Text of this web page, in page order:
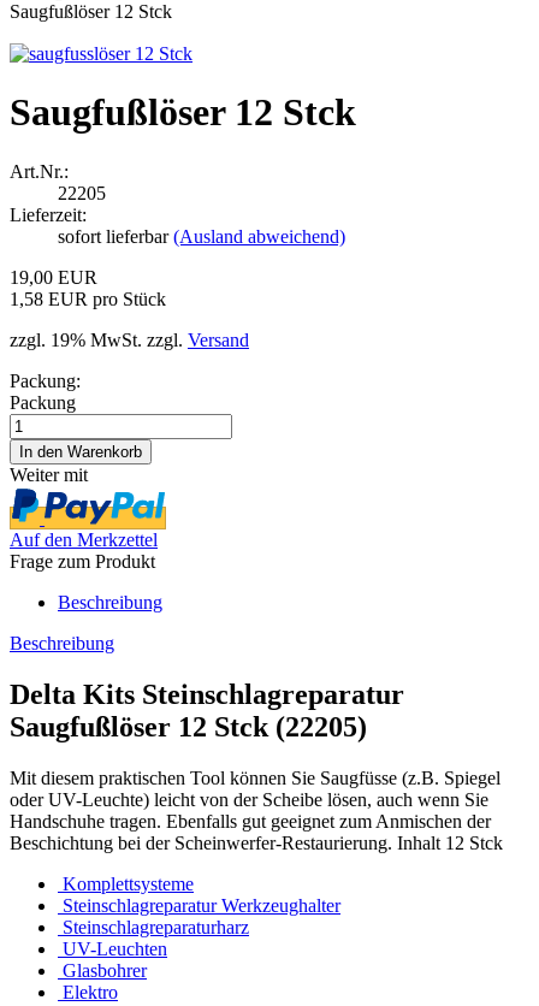
Saugfußlöser 12 Stck
Saugfußlöser 12 Stck
Art.Nr.:
22205
Lieferzeit:
sofort lieferbar(Ausland abweichend)
19,00 EUR
1,58 EUR pro Stück
zzgl. 19% MwSt. zzgl. Versand
Packung:
Packung
Weiter mit
Auf den Merkzettel
Frage zum Produkt
Beschreibung
Beschreibung
Delta Kits Steinschlagreparatur
Saugfußlöser 12 Stck (22205)
Mit diesem praktischen Tool können Sie Saugfüsse (z.B. Spiegel
oder UV-Leuchte) leicht von der Scheibe lösen, auch wenn Sie
Handschuhe tragen. Ebenfalls gut geeignet zum Anmischen der
Beschichtung bei der Scheinwerfer-Restaurierung. Inhalt 12 Stck
Komplettsysteme
Steinschlagreparatur Werkzeughalter
Steinschlagreparaturharz
UV-Leuchten
Glasbohrer
Elektro